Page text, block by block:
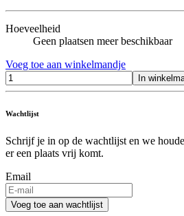
Hoeveelheid
Geen plaatsen meer beschikbaar
Voeg toe aan winkelmandje
In
Wachtlijst
Schrijf je in op de wachtlijst en we
er een plaats vrij komt.
Email